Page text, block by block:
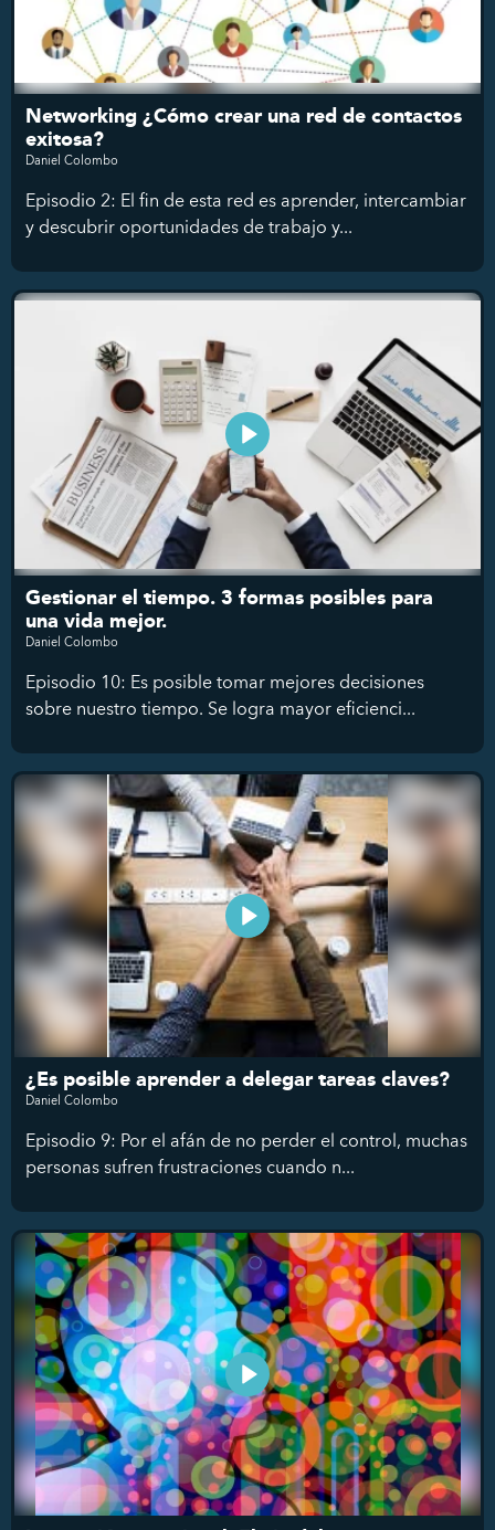
Networking ¿Cómo crear una red de contactos
exitosa?
Daniel Colombo
Episodio 2: El fin de esta red es aprender, intercambiar
y descubrir oportunidades de trabajo y...
Gestionar el tiempo. 3 formas posibles para
una vida mejor.
Daniel Colombo
Episodio 10: Es posible tomar mejores decisiones
sobre nuestro tiempo. Se logra mayor eficienci...
¿Es posible aprender a delegar tareas claves?
Daniel Colombo
Episodio 9: Por el afán de no perder el control, muchas
personas sufren frustraciones cuando n...